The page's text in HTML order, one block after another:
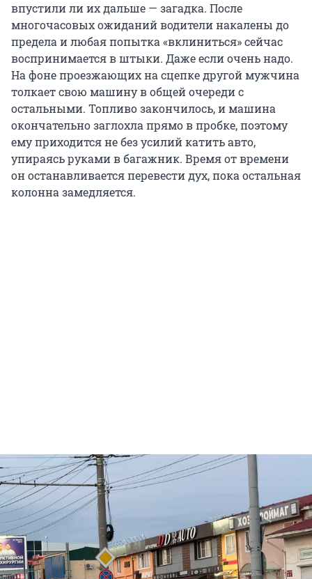
впустили ли их дальше — загадка. После
многочасовых ожиданий водители накалены до
предела и любая попытка «вклиниться» сейчас
воспринимается в штыки. Даже если очень надо.
На фоне проезжающих на сцепке другой мужчина
толкает свою машину в общей очереди с
остальными. Топливо закончилось, и машина
окончательно заглохла прямо в пробке, поэтому
ему приходится не без усилий катить авто,
упираясь руками в багажник. Время от времени
он останавливается перевести дух, пока остальная
колонна замедляется.